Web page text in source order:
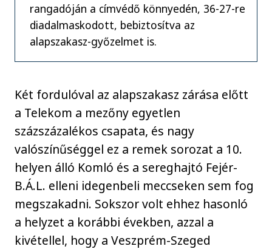
rangadóján a címvédő könnyedén, 36-27-re
diadalmaskodott, bebiztosítva az
alapszakasz-győzelmet is.
Két fordulóval az alapszakasz zárása előtt
a Telekom a mezőny egyetlen
százszázalékos csapata, és nagy
valószínűséggel ez a remek sorozat a 10.
helyen álló Komló és a sereghajtó Fejér-
B.Á.L. elleni idegenbeli meccseken sem fog
megszakadni. Sokszor volt ehhez hasonló
a helyzet a korábbi években, azzal a
kivétellel, hogy a Veszprém-Szeged